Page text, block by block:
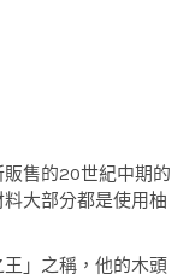
售的20世紀中期的
大部分都是使用柚
」之稱，他的木頭